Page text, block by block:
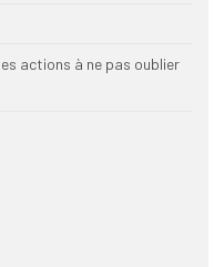
actions à ne pas oublier